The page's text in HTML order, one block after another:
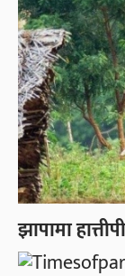
झापामा